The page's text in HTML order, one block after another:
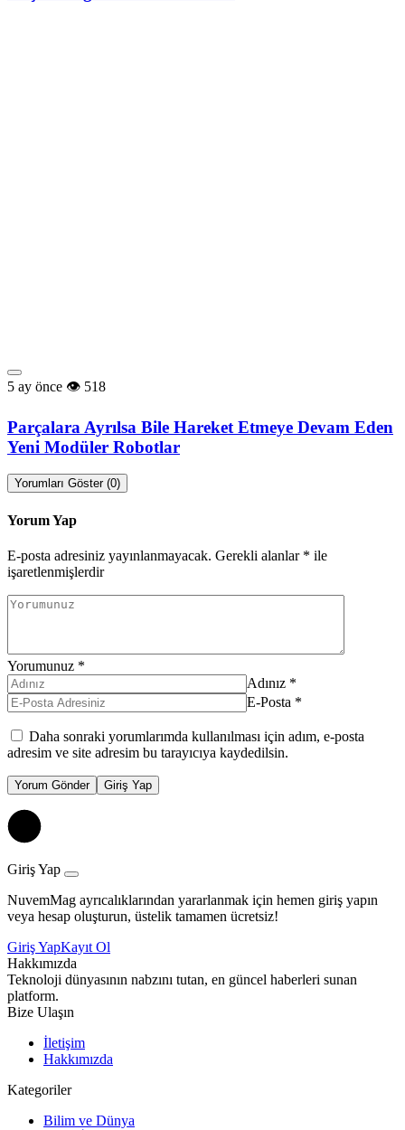
5 ay önce 518
Parçalara Ayrılsa Bile Hareket Etmeye Devam Eden
Yeni Modüler Robotlar
Yorumları Göster (0)
Yorum Yap
E-posta adresiniz yayınlanmayacak. Gerekli alanlar * ile
işaretlenmişlerdir
Yorumunuz *
Adınız *
E-Posta *
Daha sonraki yorumlarımda kullanılması için adım, e-posta
adresim ve site adresim bu tarayıcıya kaydedilsin.
Yorum Gönder Giriş Yap
Giriş Yap
NuvemMag ayrıcalıklarından yararlanmak için hemen giriş yapın
veya hesap oluşturun, üstelik tamamen ücretsiz!
Giriş YapKayıt Ol
Hakkımızda
Teknoloji dünyasının nabzını tutan, en güncel haberleri sunan
platform.
Bize Ulaşın
İletişim
Hakkımızda
Kategoriler
Bilim ve Dünya